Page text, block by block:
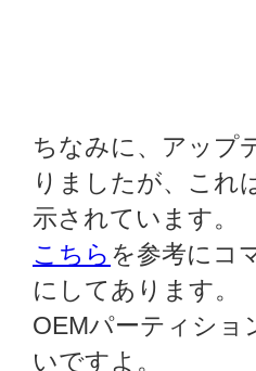
ちなみに、アップ
りましたが、これ
示されています。
こちら を参考にコ
にしてあります。
OEMパーティシ
いですよ。